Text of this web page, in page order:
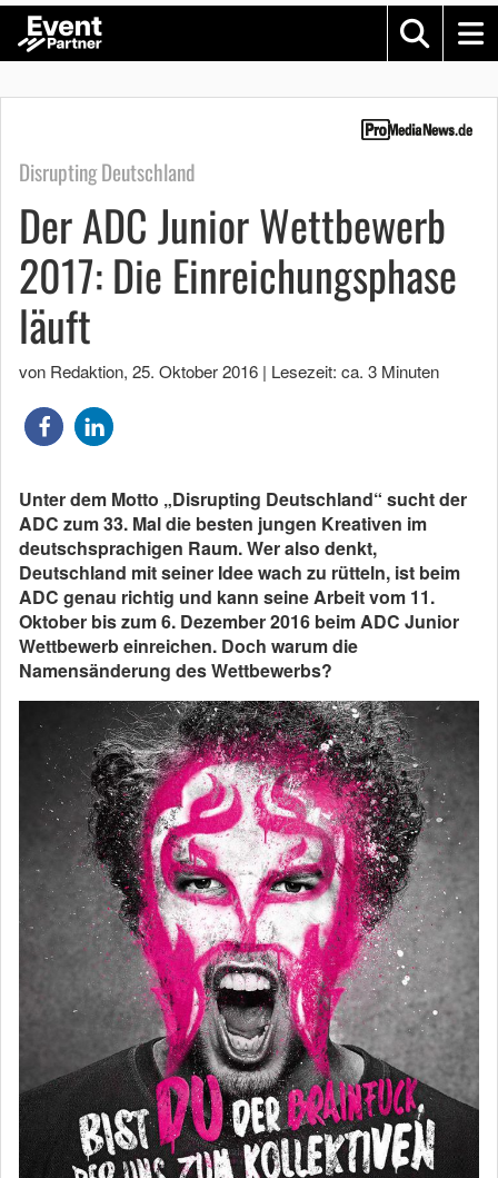
Disrupting Deutschland
Der ADC Junior Wettbewerb
2017: Die Einreichungsphase
läuft
von Redaktion, 25. Oktober 2016 | Lesezeit: ca. 3 Minuten
Unter dem Motto „Disrupting Deutschland“ sucht der
ADC zum 33. Mal die besten jungen Kreativen im
deutschsprachigen Raum. Wer also denkt,
Deutschland mit seiner Idee wach zu rütteln, ist beim
ADC genau richtig und kann seine Arbeit vom 11.
Oktober bis zum 6. Dezember 2016 beim ADC Junior
Wettbewerb einreichen. Doch warum die
Namensänderung des Wettbewerbs?